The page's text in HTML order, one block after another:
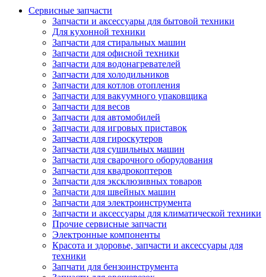
Сервисные запчасти
Запчасти и аксессуары для бытовой техники
Для кухонной техники
Запчасти для стиральных машин
Запчасти для офисной техники
Запчасти для водонагревателей
Запчасти для холодильников
Запчасти для котлов отопления
Запчасти для вакуумного упаковщика
Запчасти для весов
Запчасти для автомобилей
Запчасти для игровых приставок
Запчасти для гироскутеров
Запчасти для сушильных машин
Запчасти для сварочного оборудования
Запчасти для квадрокоптеров
Запчасти для эксклюзивных товаров
Запчасти для швейных машин
Запчасти для электроинструмента
Запчасти и аксессуары для климатической техники
Прочие сервисные запчасти
Электронные компоненты
Красота и здоровье, запчасти и аксессуары для
техники
Запчати для бензоинструмента